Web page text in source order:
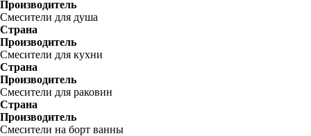
Производитель
Смесители для душа
Страна
Производитель
Смесители для кухни
Страна
Производитель
Смесители для раковин
Страна
Производитель
Смесители на борт ванны